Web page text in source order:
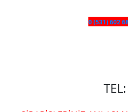
0 (531) 602
TEL: